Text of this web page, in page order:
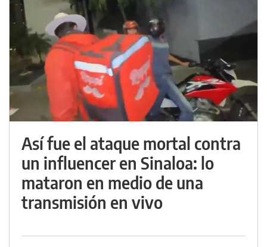
Así fue el ataque mortal contra
un influencer en Sinaloa: lo
mataron en medio de una
transmisión en vivo